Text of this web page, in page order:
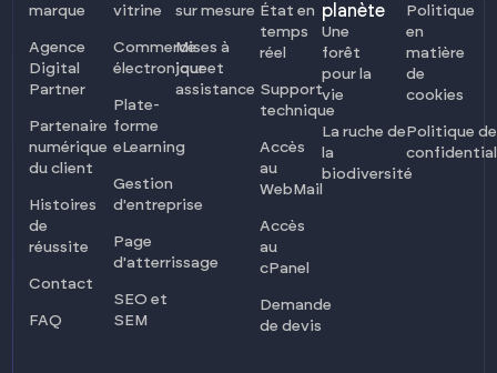
marque
Agence
Digital
Partner
Partenaire
numérique
du client
Histoires
de
réussite
Contact
FAQ
vitrine
Commerce
électronique
Plate-
forme
eLearning
Gestion
d'entreprise
Page
d'atterrissage
SEO et
SEM
sur mesure
Mises à
jour et
assistance
État en
temps
réel
Support
technique
Accès
au
WebMail
Accès
au
cPanel
Demande
de devis
planète
Une
forêt
pour la
vie
La ruche de
la
biodiversité
Politique
en
matière
de
cookies
Politique de